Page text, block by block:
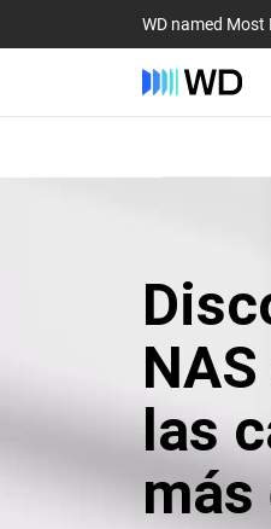
WD named
las
más